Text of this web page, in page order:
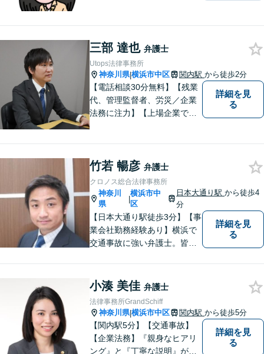
でいます。ぜひお気軽にご相
談ください。
三部 達也 弁護士
Utops法律事務所
神奈川県|横浜市中区 関内駅 から徒歩2分
【電話相談30分無料】【残業
代、管理監督者、労災／企業
法務に注力】【上場企業で社
ート！メーカー・建築・教育
など幅広い業種への対応実績
あり！
詳細を見
る
竹若 暢彦 弁護士
クロノス総合法律事務所
神奈川
県
|
横浜市中
区
日本大通り駅から徒歩4
分
【日本大通り駅徒歩3分】【事
業会社勤務経験あり】横浜で
交通事故に強い弁護士。皆様
最大限サポートいたします。
初回無料相談にて、お気軽に
ご相談くださいませ。
詳細を見
る
小湊 美佳 弁護士
法律事務所GrandSchiff
神奈川県|横浜市中区 関内駅 から徒歩5分
【関内駅5分】【交通事故】
【企業法務】『親身なヒアリ
ング』と『丁寧な説明』がモ
詳細を見
る